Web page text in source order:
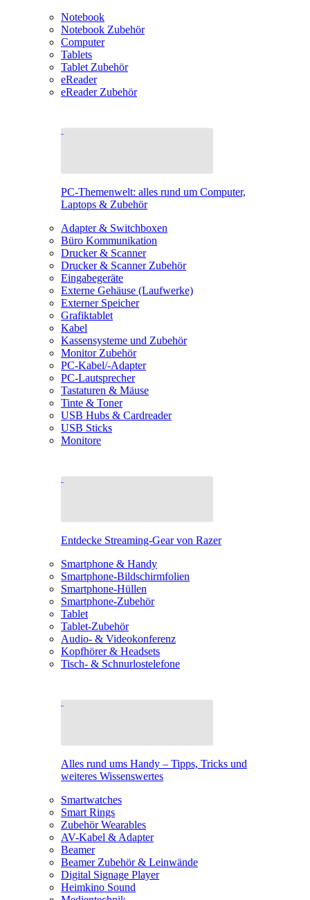
Notebook
Notebook Zubehör
Computer
Tablets
Tablet Zubehör
eReader
eReader Zubehör
PC-Themenwelt: alles rund um Computer,
Laptops & Zubehör
Adapter & Switchboxen
Büro Kommunikation
Drucker & Scanner
Drucker & Scanner Zubehör
Eingabegeräte
Externe Gehäuse (Laufwerke)
Externer Speicher
Grafiktablet
Kabel
Kassensysteme und Zubehör
Monitor Zubehör
PC-Kabel/-Adapter
PC-Lautsprecher
Tastaturen & Mäuse
Tinte & Toner
USB Hubs & Cardreader
USB Sticks
Monitore
Entdecke Streaming-Gear von Razer
Smartphone & Handy
Smartphone-Bildschirmfolien
Smartphone-Hüllen
Smartphone-Zubehör
Tablet
Tablet-Zubehör
Audio- & Videokonferenz
Kopfhörer & Headsets
Tisch- & Schnurlostelefone
Alles rund ums Handy – Tipps, Tricks und
weiteres Wissenswertes
Smartwatches
Smart Rings
Zubehör Wearables
AV-Kabel & Adapter
Beamer
Beamer Zubehör & Leinwände
Digital Signage Player
Heimkino Sound